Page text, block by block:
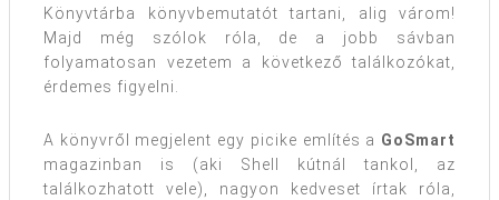
Könyvtárba könyvbemutatót tartani, alig várom!
Majd még szólok róla, de a jobb sávban
folyamatosan vezetem a következő találkozókat,
érdemes figyelni.
A könyvről megjelent egy picike említés a GoSmart
magazinban is (aki Shell kútnál tankol, az
találkozhatott vele), nagyon kedveset írtak róla,